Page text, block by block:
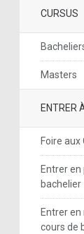
CURSUS
Masters
ENTRER
Foire aux
Entrer
bachelier
Entrer
cours de